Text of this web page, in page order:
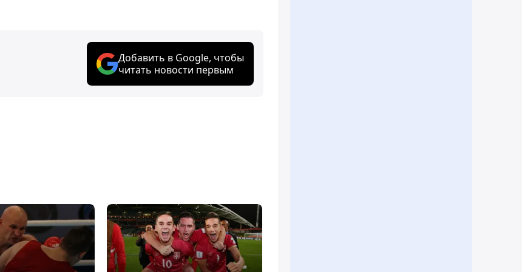
Добавить в Google, чтобы
читать новости первым